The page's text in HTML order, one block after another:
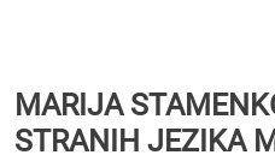
MARIJA
STRANIH JEZIKA